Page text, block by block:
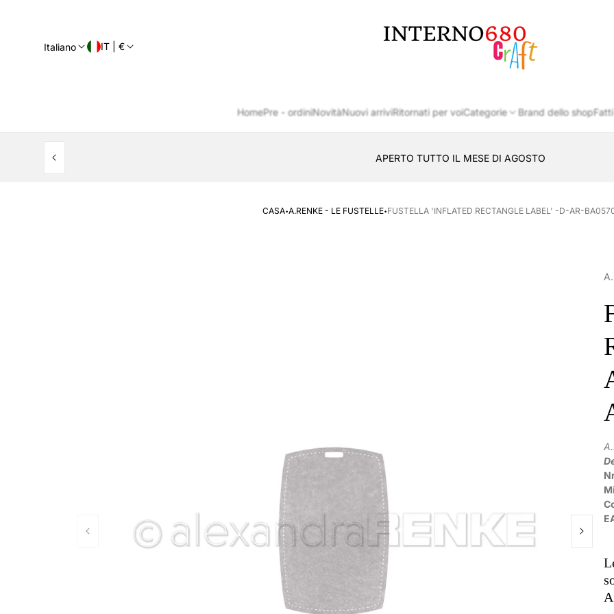
Italiano IT | €
del
negozio
HomePre - ordiniNovitàNuovi arriviRitornati per voiCategorie Brand dello shop
CASA·A.RENKE - LE FUSTELLE·FUSTELLA 'INFLATED RECTANGLE LABEL' -D-AR-